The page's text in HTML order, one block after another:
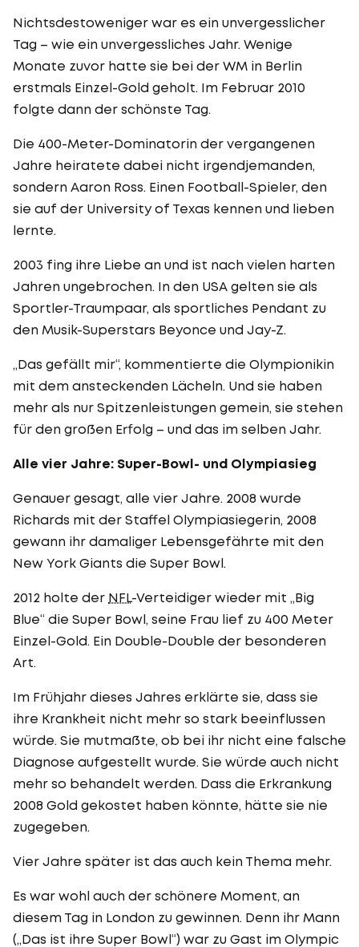
Nichtsdestoweniger war es ein unvergesslicher
Tag – wie ein unvergessliches Jahr. Wenige
Monate zuvor hatte sie bei der WM in Berlin
erstmals Einzel-Gold geholt. Im Februar 2010
folgte dann der schönste Tag.
Die 400-Meter-Dominatorin der vergangenen
Jahre heiratete dabei nicht irgendjemanden,
sondern Aaron Ross. Einen Football-Spieler, den
sie auf der University of Texas kennen und lieben
lernte.
2003 fing ihre Liebe an und ist nach vielen harten
Jahren ungebrochen. In den USA gelten sie als
Sportler-Traumpaar, als sportliches Pendant zu
den Musik-Superstars Beyonce und Jay-Z.
„Das gefällt mir“, kommentierte die Olympionikin
mit dem ansteckenden Lächeln. Und sie haben
mehr als nur Spitzenleistungen gemein, sie stehen
für den großen Erfolg – und das im selben Jahr.
Alle vier Jahre: Super-Bowl- und Olympiasieg
Genauer gesagt, alle vier Jahre. 2008 wurde
Richards mit der Staffel Olympiasiegerin, 2008
gewann ihr damaliger Lebensgefährte mit den
New York Giants die Super Bowl.
2012 holte der NFL-Verteidiger wieder mit „Big
Blue“ die Super Bowl, seine Frau lief zu 400 Meter
Einzel-Gold. Ein Double-Double der besonderen
Art.
Im Frühjahr dieses Jahres erklärte sie, dass sie
ihre Krankheit nicht mehr so stark beeinflussen
würde. Sie mutmaßte, ob bei ihr nicht eine falsche
Diagnose aufgestellt wurde. Sie würde auch nicht
mehr so behandelt werden. Dass die Erkrankung
2008 Gold gekostet haben könnte, hätte sie nie
zugegeben.
Vier Jahre später ist das auch kein Thema mehr.
Es war wohl auch der schönere Moment, an
diesem Tag in London zu gewinnen. Denn ihr Mann
(„Das ist ihre Super Bowl“) war zu Gast im Olympic